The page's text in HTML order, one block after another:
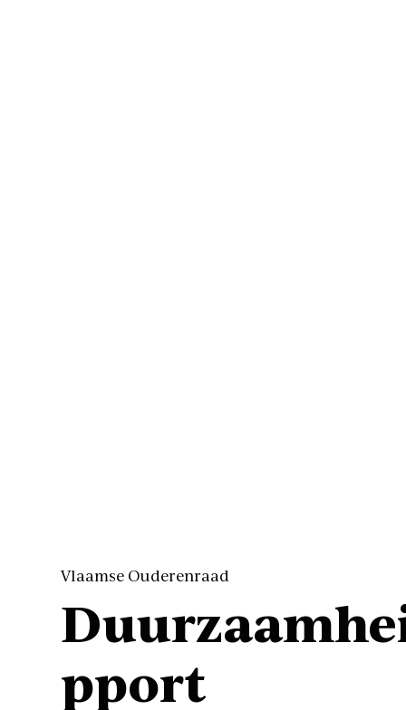
Vlaamse Ouderenraad
pport